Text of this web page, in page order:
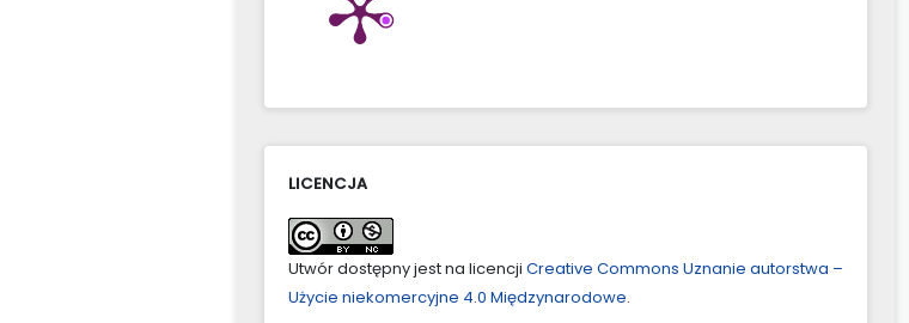
LICENCJA
Utwór dostępny jest na licencji Creative Commons Uznanie autorstwa –
Użycie niekomercyjne 4.0 Międzynarodowe.